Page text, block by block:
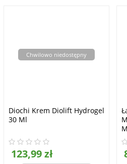
Chwilowo niedostępny
Diochi Krem Diolift Hydrogel
30 Ml
123,99 zł